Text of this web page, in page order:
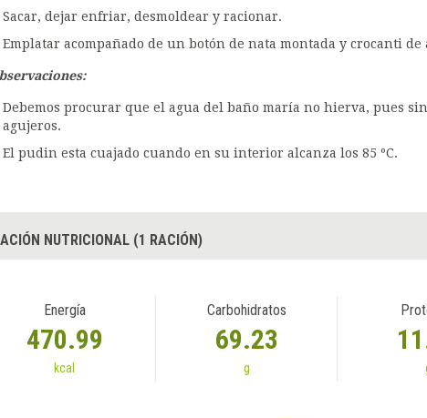
Sacar, dejar enfriar, desmoldear y racionar.
Emplatar acompañado de un botón de nata montada y crocanti de
Debemos procurar que el agua del baño maría no hierva, pues
agujeros.
El pudin esta cuajado cuando en su interior alcanza los 85 ºC.
NUTRICIONAL (1 RACIÓN)
Energía
470.99
kcal
Carbohidratos
69.23
g